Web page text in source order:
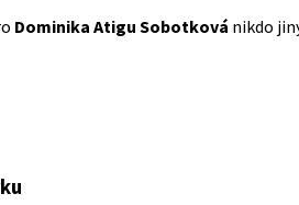
Dominika Atigu Sobotková nikdo